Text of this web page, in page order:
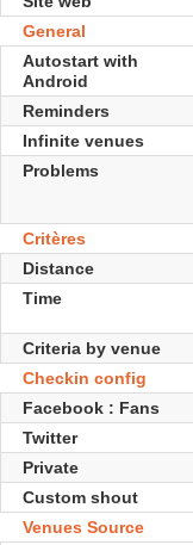
General
Autostart with
Android
Reminders
Infinite venues
Problems
Critères
Distance
Time
Criteria by venue
Checkin config
Facebook : Fans
Twitter
Private
Custom shout
Venues Source